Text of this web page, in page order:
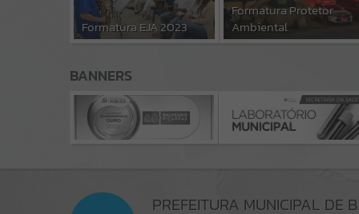
Formatura EJA 2023
Formatura Protetor
Ambiental
BANNERS
PREFEITURA MUNICIPAL DE